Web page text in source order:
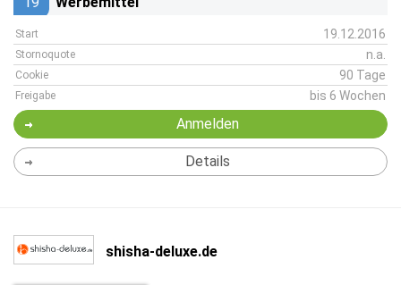
Start 19.12.2016
Stornoquote n.a.
Cookie 90 Tage
Freigabe bis 6 Wochen
Anmelden
Details
shisha-deluxe.de